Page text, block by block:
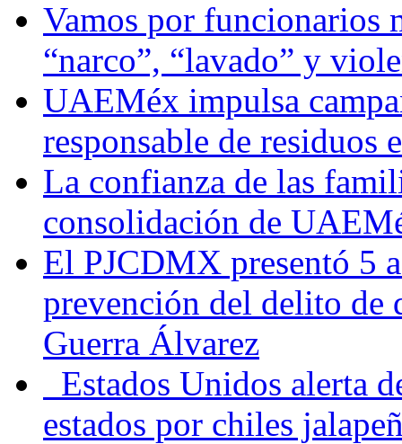
Vamos por funcionarios
“narco”, “lavado” y
UAEMéx impulsa
responsable de residuos
La confianza de las
consolidación de
El PJCDMX presentó 5
prevención del delito de
Guerra Álvarez
Estados Unidos alerta
estados por chiles